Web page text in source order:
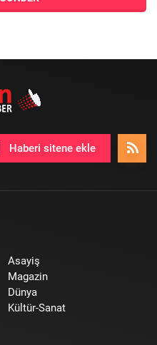
Haberi sitene ekle
Asayiş
Magazin
Dünya
Kültür-Sanat